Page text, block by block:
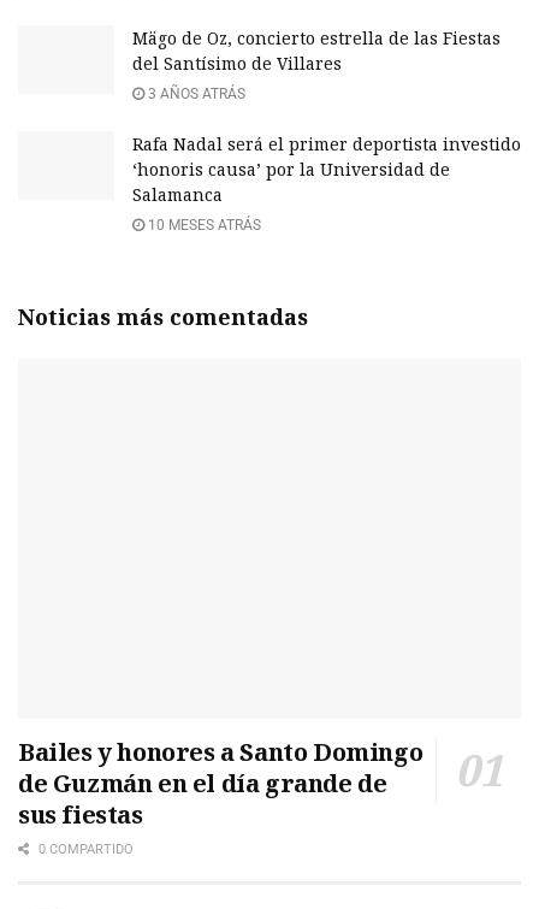
Mägo de Oz, concierto estrella de las Fiestas
del Santísimo de Villares
3 AÑOS ATRÁS
Rafa Nadal será el primer deportista investido
‘honoris causa’ por la Universidad de
Salamanca
10 MESES ATRÁS
Noticias más comentadas
Bailes y honores a Santo Domingo
de Guzmán en el día grande de
sus fiestas
0 COMPARTIDO